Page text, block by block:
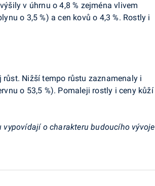
v úhrnu o 4,8 % zejména vlivem
o 3,5 %) a cen kovů o 4,3 %. Rostly i
růst. Nižší tempo růstu zaznamenaly i
o 53,5 %). Pomaleji rostly i ceny kůží
o charakteru budoucího vývoje